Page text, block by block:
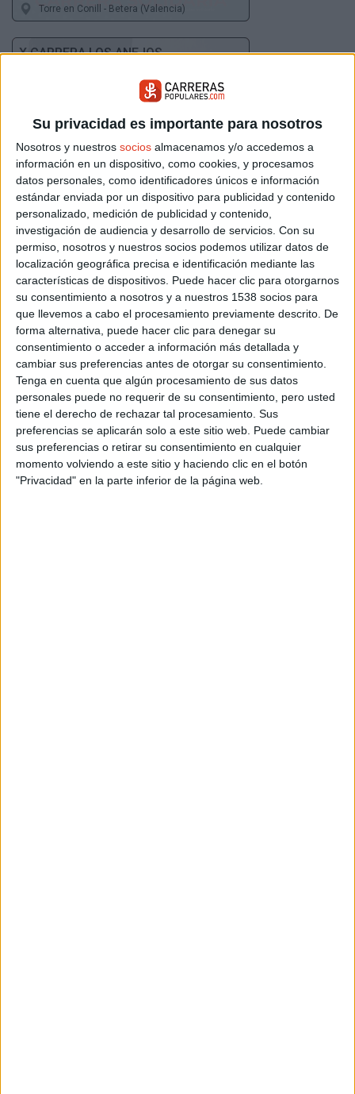
Su privacidad es importante para nosotros
Nosotros y nuestros socios almacenamos y/o accedemos a
información en un dispositivo, como cookies, y procesamos
datos personales, como identificadores únicos e información
estándar enviada por un dispositivo para publicidad y contenido
personalizado, medición de publicidad y contenido,
investigación de audiencia y desarrollo de servicios. Con su
permiso, nosotros y nuestros socios podemos utilizar datos de
localización geográfica precisa e identificación mediante las
características de dispositivos. Puede hacer clic para otorgarnos
su consentimiento a nosotros y a nuestros 1538 socios para
que llevemos a cabo el procesamiento previamente descrito. De
forma alternativa, puede hacer clic para denegar su
consentimiento o acceder a información más detallada y
cambiar sus preferencias antes de otorgar su consentimiento.
Tenga en cuenta que algún procesamiento de sus datos
personales puede no requerir de su consentimiento, pero usted
tiene el derecho de rechazar tal procesamiento. Sus
preferencias se aplicarán solo a este sitio web. Puede cambiar
sus preferencias o retirar su consentimiento en cualquier
momento volviendo a este sitio y haciendo clic en el botón
"Privacidad" en la parte inferior de la página web.
Torre en Conill - Betera (Valencia)
X CARRERA LOS ANEJOS
Domingo 16 agosto 2026
La Aldehuela (Avila)
IV 24H NON STOP COSLADA
Sábado 17 octubre 2026
Coslada (Madrid)
IX VOLTA CAIXA POPULAR MAS...